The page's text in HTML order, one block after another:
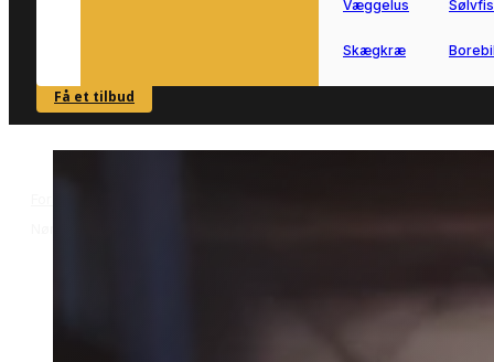
SE OVERSIGT
Væggelus
Skægkræ
Få et tilbud